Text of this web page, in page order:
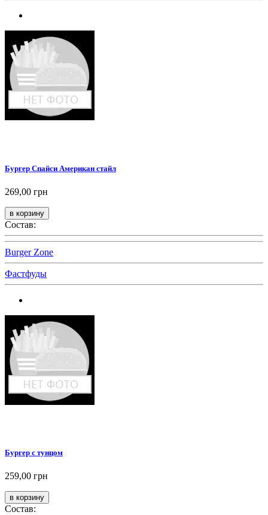
Бургер Спайси Американ стайл
269,00 грн
Состав:
Burger Zone
Фастфуды
Бургер с тунцом
259,00 грн
Состав: